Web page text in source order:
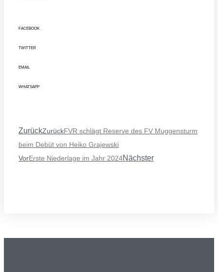
FACEBOOK
TWITTER
EMAIL
WHATSAPP
ZurückZurückFVR schlägt Reserve des FV Muggensturm
beim Debüt von Heiko Grajewski
VorErste Niederlage im Jahr 2024Nächster